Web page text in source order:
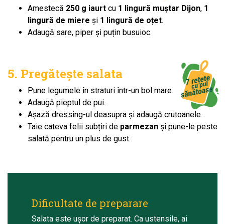
Amestecă 250 g iaurt cu 1 lingură muștar Dijon, 1
lingură de miere și 1 lingură de oțet.
Adaugă sare, piper și puțin busuioc.
5. Pregătește salata
Pune legumele în straturi într-un bol mare.
Adaugă pieptul de pui.
Așază dressing-ul deasupra și adaugă crutoanele.
Taie cateva felii subțiri de parmezan și pune-le peste
salată pentru un plus de gust.
Dificultate de preparare
Salata este ușor de preparat. Ca ustensile, ai